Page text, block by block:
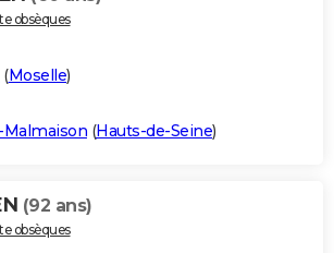
obsèques
(Moselle)
Malmaison (Hauts-de-Seine)
(92 ans)
obsèques